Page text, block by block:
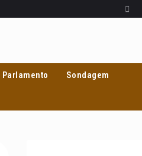
Parlamento Sondagem